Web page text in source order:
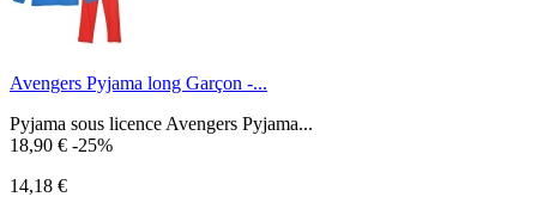
Avengers Pyjama long Garçon -...
Pyjama sous licence Avengers Pyjama...
18,90 € -25%
14,18 €